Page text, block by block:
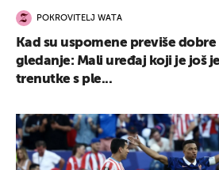
POKROVITELJ WATA
Kad su uspomene previše
gledanje: Mali uređaj koji je još
trenutke s ple...